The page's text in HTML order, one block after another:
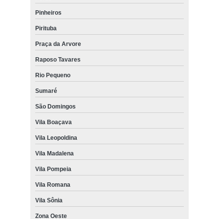
conserto de moveis de escritorios Água Branca
preço de consertar moveis de escritório Biritiba Mirim
consertar móvel de escritório valor Jardim Aricanduva
reparo de móveis de escritório valor Vila Libanesa
serviço de reforma de móveis de escritório Planalto Paulista
valor para manutenção de móveis em escritório Juquitiba
reparar móvel de escritório valor Água Rasa
preço para conserto de moveis de escritorio Parque Maria Domitila
conserto de moveis de escritorio valor Pari
preço de serviço de manutenção de móveis República
valor de serviço de conserto de móveis Perdizes
Pinheiros
Pirituba
Praça da Arvore
Raposo Tavares
Rio Pequeno
Sumaré
São Domingos
Vila Boaçava
Vila Leopoldina
Vila Madalena
Vila Pompeia
Vila Romana
Vila Sônia
Zona Oeste